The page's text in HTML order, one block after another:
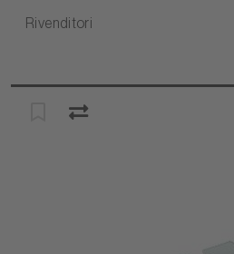
Rivenditori